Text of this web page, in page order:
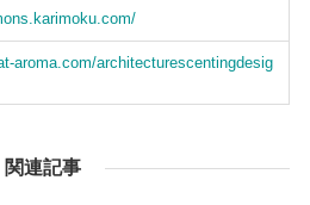
aroma.com/architecturescentingdesig
関連記事